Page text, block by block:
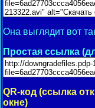
Она выглядит вот
Простая ссылка
QR-код (ссылка
окне)